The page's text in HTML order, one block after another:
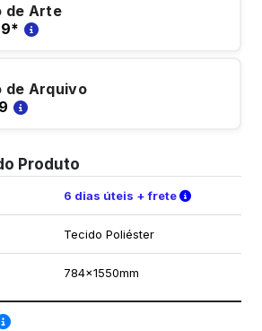
de Arte
*
de Arquivo
Produto
6 dias úteis + frete Verifique
Tecido Poliéster
784x1550mm
Saiba como utilizar os nossos gabaritos